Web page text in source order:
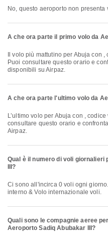
No, questo aeroporto non
A che ora parte il primo volo da
Puoi consultare questo orario e
disponibili su Airpaz.
A che ora parte l'ultimo volo da
L’ultimo volo per Abuja con , codice volo N2212, parte alle 13:45. Puoi
consultare questo orario e
Airpaz.
Qual è il numero di voli
III?
Ci sono all'incirca 0 voli ogni giorno. Questo aeroporto presenta Volo
interno & Volo internazionale voli.
Quali sono le compagnie aeree
Aeroporto Sadiq Abubakar III?